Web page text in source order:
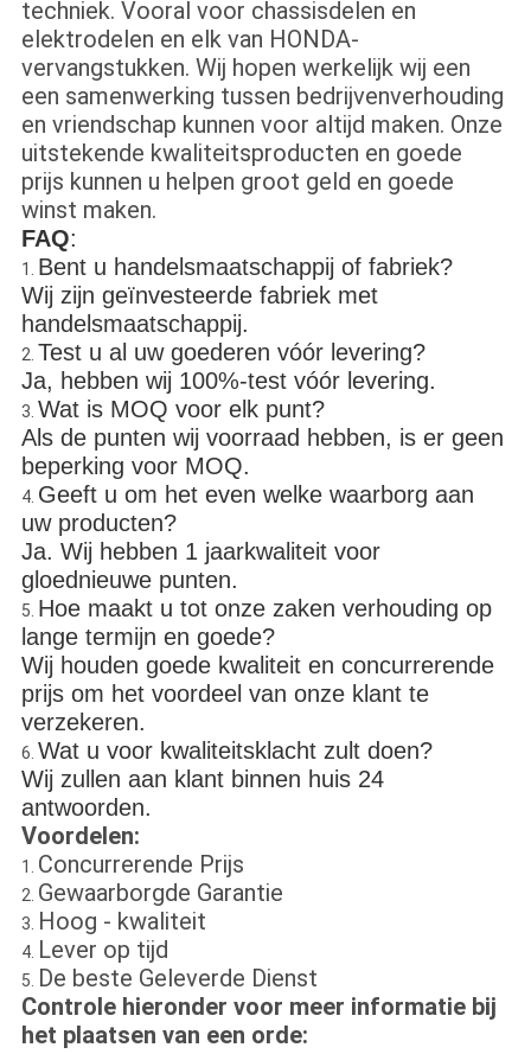
techniek. Vooral voor chassisdelen en
elektrodelen en elk van HONDA-
vervangstukken. Wij hopen werkelijk wij een
een samenwerking tussen bedrijvenverhouding
en vriendschap kunnen voor altijd maken. Onze
uitstekende kwaliteitsproducten en goede
prijs kunnen u helpen groot geld en goede
winst maken.
FAQ:
1. Bent u handelsmaatschappij of fabriek?
Wij zijn geïnvesteerde fabriek met
handelsmaatschappij.
2. Test u al uw goederen vóór levering?
Ja, hebben wij 100%-test vóór levering.
3. Wat is MOQ voor elk punt?
Als de punten wij voorraad hebben, is er geen
beperking voor MOQ.
4. Geeft u om het even welke waarborg aan
uw producten?
Ja. Wij hebben 1 jaarkwaliteit voor
gloednieuwe punten.
5. Hoe maakt u tot onze zaken verhouding op
lange termijn en goede?
Wij houden goede kwaliteit en concurrerende
prijs om het voordeel van onze klant te
verzekeren.
6. Wat u voor kwaliteitsklacht zult doen?
Wij zullen aan klant binnen huis 24
antwoorden.
Voordelen:
1. Concurrerende Prijs
2. Gewaarborgde Garantie
3. Hoog - kwaliteit
4. Lever op tijd
5. De beste Geleverde Dienst
Controle hieronder voor meer informatie bij
het plaatsen van een orde: